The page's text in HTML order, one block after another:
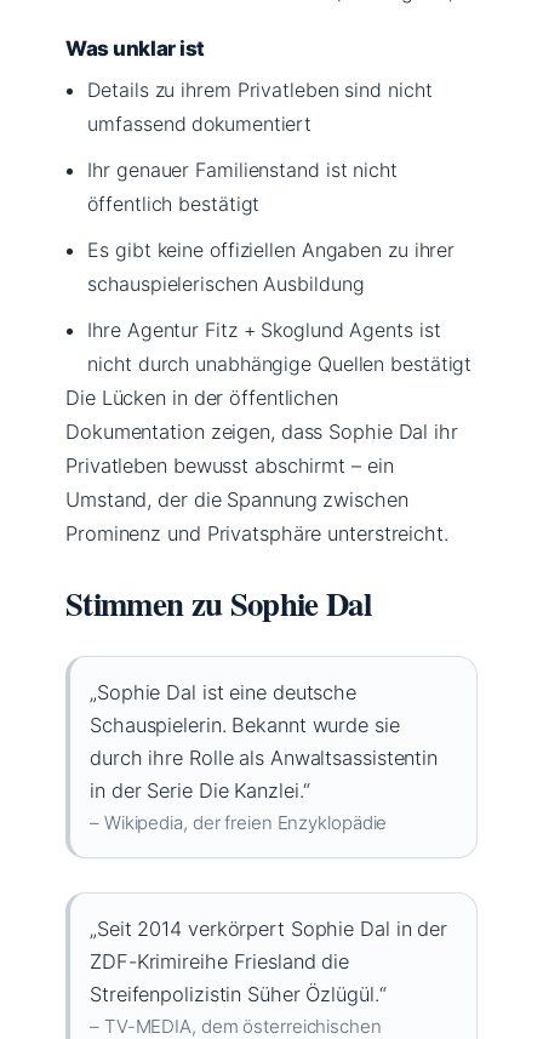
Was unklar ist
Details zu ihrem Privatleben sind nicht
umfassend dokumentiert
Ihr genauer Familienstand ist nicht
öffentlich bestätigt
Es gibt keine offiziellen Angaben zu ihrer
schauspielerischen Ausbildung
Ihre Agentur Fitz + Skoglund Agents ist
nicht durch unabhängige Quellen bestätigt
Die Lücken in der öffentlichen
Dokumentation zeigen, dass Sophie Dal ihr
Privatleben bewusst abschirmt – ein
Umstand, der die Spannung zwischen
Prominenz und Privatsphäre unterstreicht.
Stimmen zu Sophie Dal
„Sophie Dal ist eine deutsche
Schauspielerin. Bekannt wurde sie
durch ihre Rolle als Anwaltsassistentin
in der Serie Die Kanzlei.“
– Wikipedia, der freien Enzyklopädie
„Seit 2014 verkörpert Sophie Dal in der
ZDF-Krimireihe Friesland die
Streifenpolizistin Süher Özlügül.“
– TV-MEDIA, dem österreichischen